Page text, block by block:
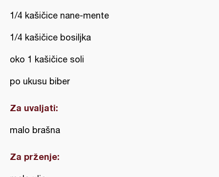
1/4 kašičice nane-mente
1/4 kašičice bosiljka
oko 1 kašičice soli
po ukusu biber
Za uvaljati:
malo brašna
Za prženje: